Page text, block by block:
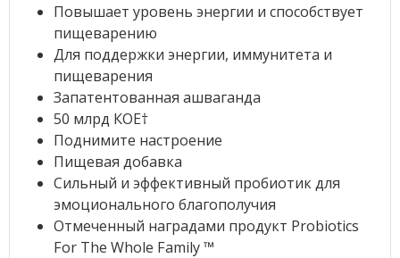
Повышает уровень энергии и способствует
пищеварению
Для поддержки энергии, иммунитета и
пищеварения
Запатентованная ашваганда
50 млрд КОЕ†
Поднимите настроение
Пищевая добавка
Сильный и эффективный пробиотик для
эмоционального благополучия
Отмеченный наградами продукт Probiotics
For The Whole Family ™